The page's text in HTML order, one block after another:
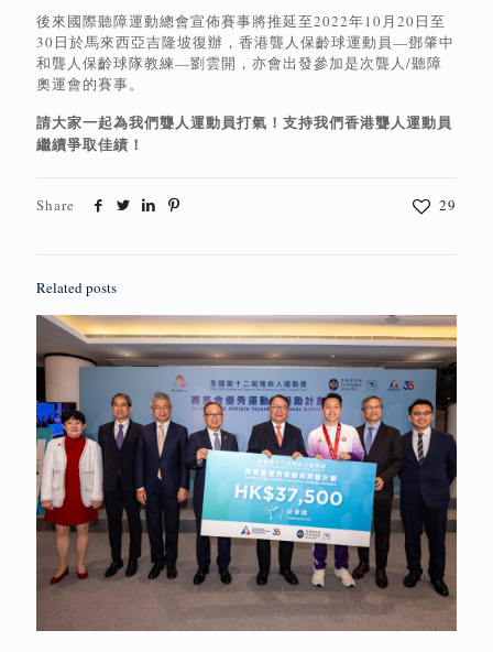
後來國際聽障運動總會宣佈賽事將推延至2022年10月20日至
30日於馬來西亞吉隆坡復辦，香港聾人保齡球運動員—鄧肇中
和聾人保齡球隊教練—劉雲開，亦會出發參加是次聾人/聽障
奧運會的賽事。
請大家一起為我們聾人運動員打氣！支持我們香港聾人運動員
繼續爭取佳績！
Share 29
Related posts